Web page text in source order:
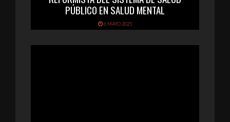
PÚBLICO EN SALUD MENTAL
6 MAYO 2025